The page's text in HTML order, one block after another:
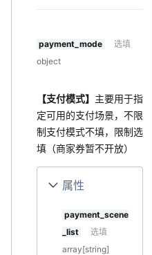
payment_mode
选填
object
【支付模式】 主要用于指
定可用的支付场景，不限
制支付模式不填，限制选
填（商家券暂不开放）
属性
payment_scene
_list
选填
array[string]